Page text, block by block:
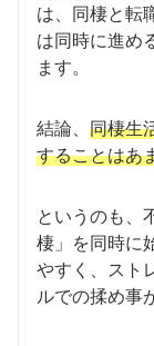
は、同棲と転
は同時に進め
ます。
結論、 同棲生
することはあ
というのも、
棲」を同時に
やすく、スト
ルでの揉め事